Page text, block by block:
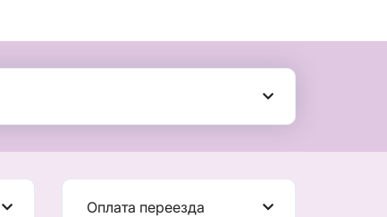
Оплата переезда